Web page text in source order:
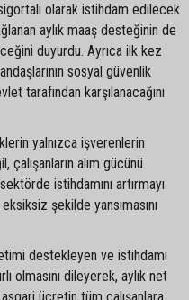
olarak istihdam edilecek
aylık maaş desteğinin de
duyurdu. Ayrıca ilk kez
sosyal güvenlik
tarafından karşılanacağını
yalnızca işverenlerin
alım gücünü
istihdamını artırmayı
eksiksiz şekilde yansımasını
destekleyen ve istihdamı
olmasını dileyerek, aylık net